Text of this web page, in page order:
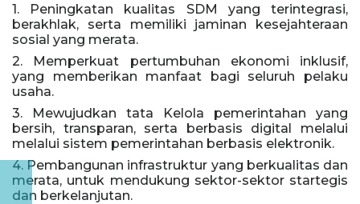
1. Peningkatan kualitas SDM yang terintegrasi,
berakhlak, serta memiliki jaminan kesejahteraan
sosial yang merata.
2. Memperkuat pertumbuhan ekonomi inklusif,
yang memberikan manfaat bagi seluruh pelaku
usaha.
3. Mewujudkan tata Kelola pemerintahan yang
bersih, transparan, serta berbasis digital melalui
melalui sistem pemerintahan berbasis elektronik.
4. Pembangunan infrastruktur yang berkualitas dan
merata, untuk mendukung sektor-sektor startegis
dan berkelanjutan.